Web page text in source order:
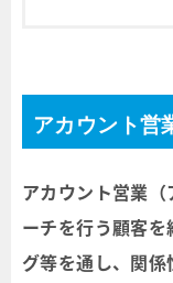
アカウント営
アカウント営業
ーチを行う顧客
グ等を通し、関